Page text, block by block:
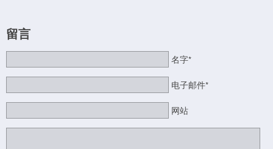
留言
名字*
电子邮件*
网站